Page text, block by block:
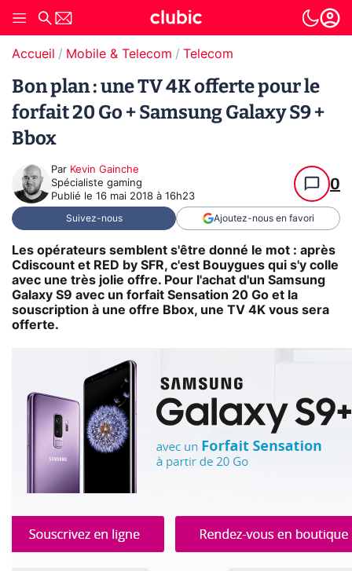
Accueil Mobile & Telecom Telecom
Bon plan : une TV 4K offerte pour le
forfait 20 Go + Samsung Galaxy S9 +
Bbox
Par Kevin Gainche
Spécialiste gaming
Publié le 16 mai 2018 à 16h23
0
Suivez-nous Ajoutez-nous en favori
Les opérateurs semblent s'être donné le mot : après
Cdiscount et RED by SFR, c'est Bouygues qui s'y colle
avec une très jolie offre. Pour l'achat d'un Samsung
Galaxy S9 avec un forfait Sensation 20 Go et la
souscription à une offre Bbox, une TV 4K vous sera
offerte.